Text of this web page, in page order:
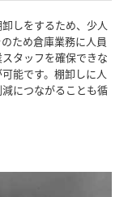
しをするため、少人
ため倉庫業務に人員
タッフを確保できな
能です。棚卸しに人
につながることも循